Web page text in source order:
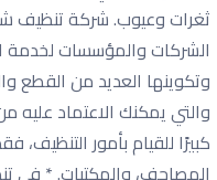
ثغرات وعيوب. شركة تنظيف
الشركات والمؤسسات لخدمة
وتكوينها العديد من القطع
والتي يمكنك الاعتماد عليه
كبيرًا للقيام بأمور